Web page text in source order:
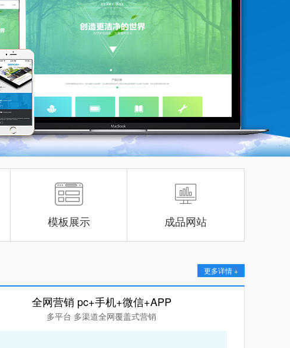
模板展示 成品网站
更多详情 +
全网营销 pc+手机+微信+APP
多平台 多渠道全网覆盖式营销